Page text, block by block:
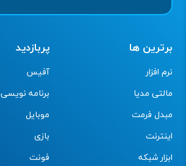
برترین ها
نرم افزار
مالتی مدیا
مبدل فرمت
اینترنت
ابزار شبکه
پربازدید
آفیس
برنامه نویسی
موبایل
بازی
فونت